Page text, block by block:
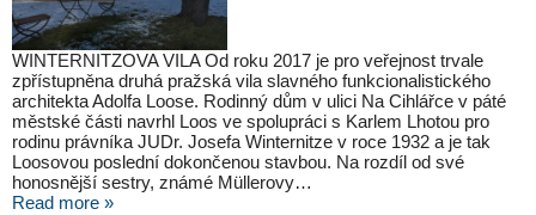
WINTERNITZOVA VILA Od roku 2017 je pro veřejnost trvale
zpřístupněna druhá pražská vila slavného funkcionalistického
architekta Adolfa Loose. Rodinný dům v ulici Na Cihlářce v páté
městské části navrhl Loos ve spolupráci s Karlem Lhotou pro
rodinu právníka JUDr. Josefa Winternitze v roce 1932 a je tak
Loosovou poslední dokončenou stavbou. Na rozdíl od své
honosnější sestry, známé Müllerovy…
Read more »